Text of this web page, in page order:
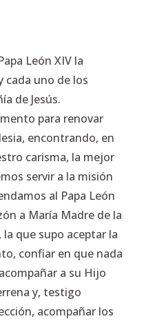
León XIV la
cada uno de los
de Jesús.
para renovar
encontrando, en
carisma, la mejor
servir a la misión
al Papa León
a María Madre de la
que supo aceptar la
confiar en que nada
a su Hijo
y, testigo
acompañar los